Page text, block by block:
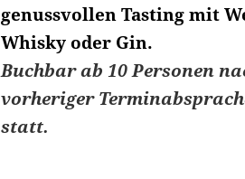
genussvollen Tasting mit
Whisky oder Gin.
Buchbar ab 10 Personen
vorheriger
statt.